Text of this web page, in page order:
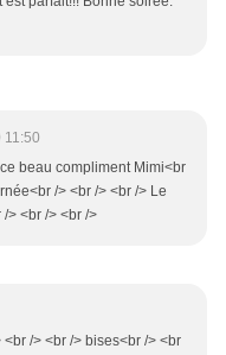
11:50
beau compliment Mimi<br
/> <br /> <br /> Le
> <br /> <br />
/> <br /> bises<br /> <br